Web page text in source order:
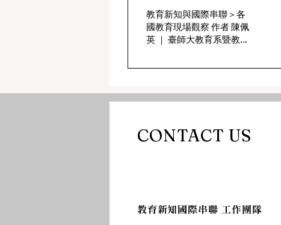
AI國家計畫與各級
教育之治理（2023
教育新知與國際串聯＞各
國教育現場觀察 作者 陳佩
英 ｜ 臺師大教育系暨教育
（GAI）迅速發展以來，
所未有的範式移轉。目前
各國相繼制定規範框架，
各州政府自 2024 年起，
將AI系統性地導入各級學
CONTACT US
​教育新知國際串聯 工作團隊